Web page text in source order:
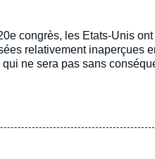
congrès, les Etats-Unis
relativement inaperçues
ne sera pas sans